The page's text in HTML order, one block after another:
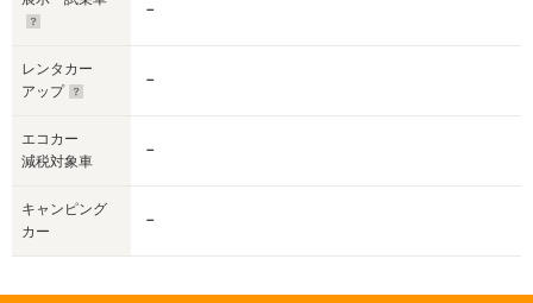
－
レンタカー
アップ
－
エコカー
減税対象車
－
キャンピング
カー
－